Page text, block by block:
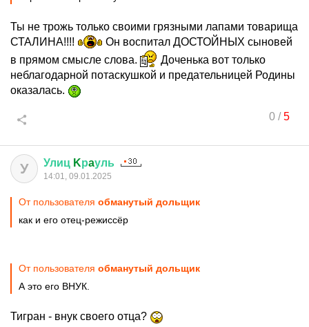
Ты не трожь только своими грязными лапами товарища
СТАЛИНА!!!!
Он воспитал ДОСТОЙНЫХ сыновей
в прямом смысле слова.
Доченька вот только
неблагодарной потаскушкой и предательницей Родины
оказалась.
0/5
У Улиц Kрaуль
14:01, 09.01.2025
От пользователя обманутый дольщик
как и его отец-режиссёр
От пользователя обманутый дольщик
А это его ВНУК.
Тигран - внук своего отца?